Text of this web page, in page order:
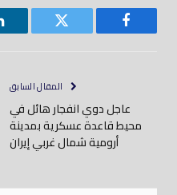
فيسبوك تويتر
المقال السابق
عاجل دوي انفجار هائل في
محيط قاعدة عسكرية بمدينة
أرومية شمال غربي إيران